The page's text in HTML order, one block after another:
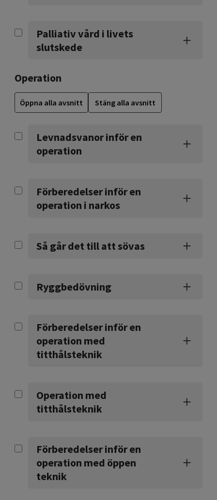
Palliativ vård i livets
slutskede
Operation
Öppna alla avsnitt Stäng alla avsnitt
Levnadsvanor inför en
operation
Förberedelser inför en
operation i narkos
Så går det till att sövas
Ryggbedövning
Förberedelser inför en
operation med
titthålsteknik
Operation med
titthålsteknik
Förberedelser inför en
operation med öppen
teknik